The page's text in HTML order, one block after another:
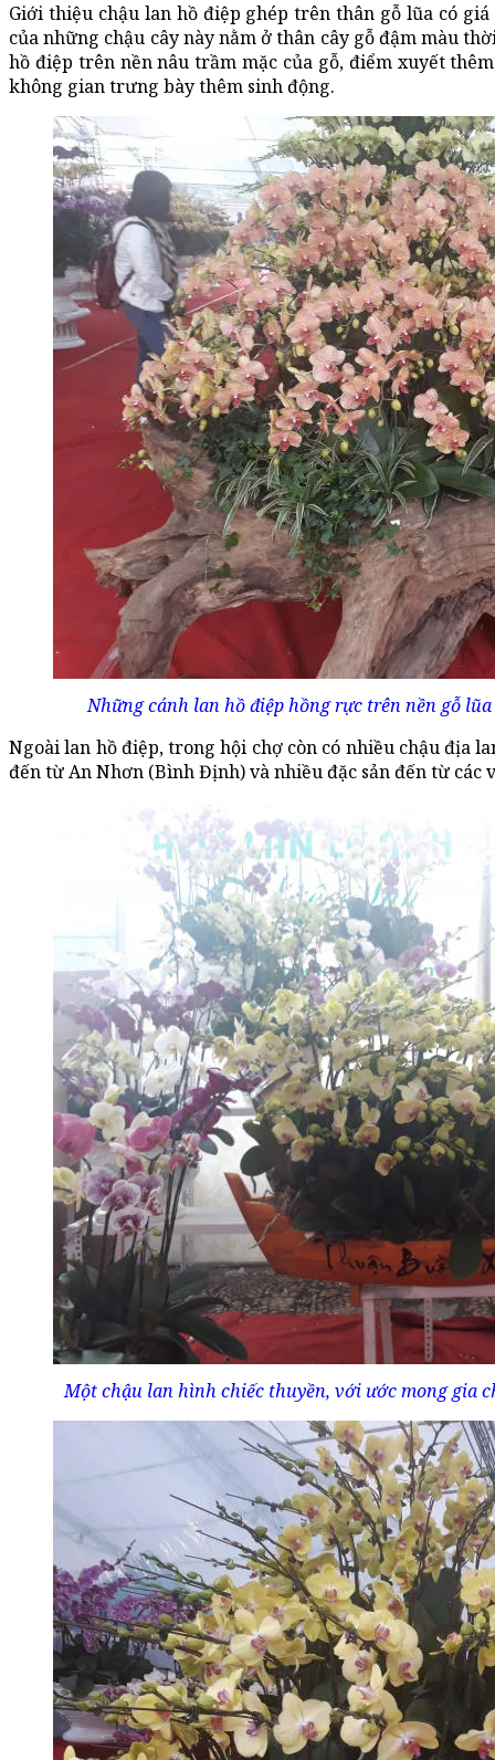
Giới thiệu chậu lan hồ điệp ghép trên thân gỗ lũa có
của những chậu cây này nằm ở thân cây gỗ đậm màu
hồ điệp trên nền nâu trầm mặc của gỗ, điểm xuyết
không gian trưng bày thêm sinh động.
Những cánh lan hồ điệp hồng rực trên nền gỗ
Ngoài lan hồ điệp, trong hội chợ còn có nhiều chậu địa
đến từ An Nhơn (Bình Định) và nhiều đặc sản đến từ các
Một chậu lan hình chiếc thuyền, với ước mong gia